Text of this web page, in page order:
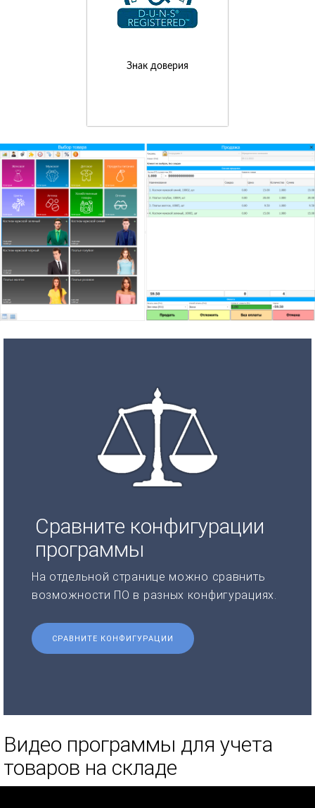
Знак доверия
Сравните конфигурации
программы
На отдельной странице можно сравнить
возможности ПО в разных конфигурациях.
СРАВНИТЕ КОНФИГУРАЦИИ
Видео программы для учета
товаров на складе